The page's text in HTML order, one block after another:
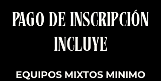
PAGO DE INSCRIPCIÓN
INCLUYE
EQUIPOS MIXTOS MINIMO